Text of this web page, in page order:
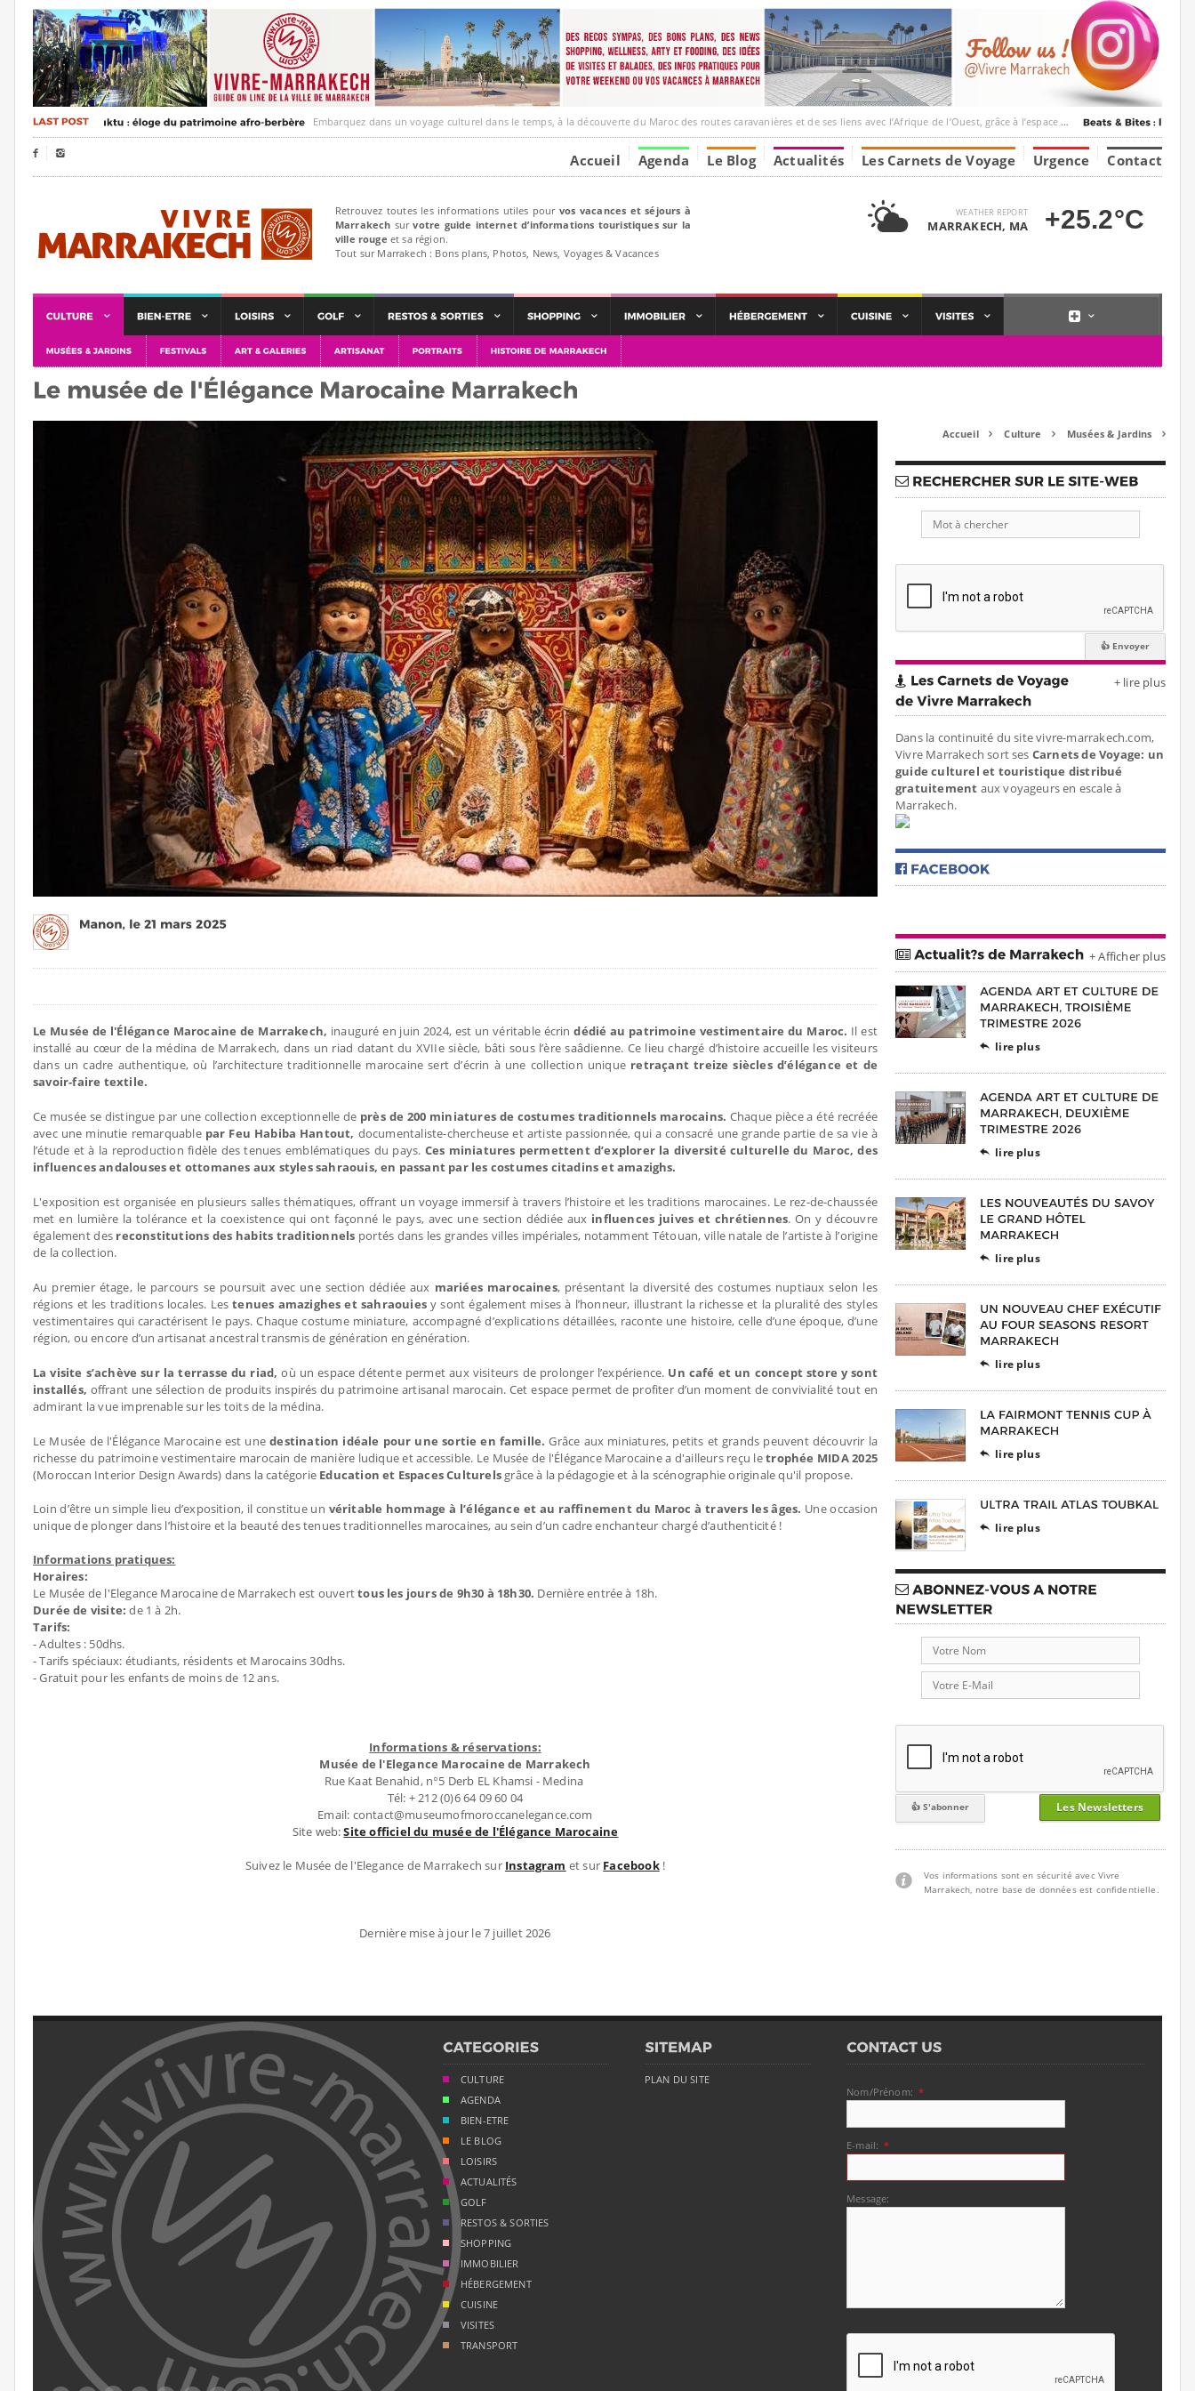
Embarquez dans un voyage culturel dans le temps, à la découverte du Maroc des routes caravanières et de ses liens avec l’Afrique de l’Ouest, grâce à l’espace Marrakesh-Tumbuktu.
  Accueil Agenda Le Blog Actualités Les Carnets de Voyage Urgence Contact
Retrouvez toutes les informations utiles pour vos vacances et séjours à
Marrakech survotre guide internet d’informations touristiques sur la
ville rouge et sa région.
Tout sur Marrakech : Bons plans, Photos, News, Voyages & Vacances
WEATHER REPORT
MARRAKECH, MA +25.2°C
Le Musée de l'Élégance Marocaine de Marrakech, inauguré en juin 2024, est un véritable écrindédié au patrimoine vestimentaire du Maroc. Il est
installé au cœur de la médina de Marrakech, dans un riad datant du XVIIe siècle, bâti sous l’ère saâdienne. Ce lieu chargé d’histoire accueille les visiteurs
dans un cadre authentique, où l’architecture traditionnelle marocaine sert d’écrin à une collection unique retraçant treize siècles d’élégance et de
savoir-faire textile.
Ce musée se distingue par une collection exceptionnelle de près de 200 miniatures de costumes traditionnels marocains. Chaque pièce a été recréée
avec une minutie remarquable par Feu Habiba Hantout, documentaliste-chercheuse et artiste passionnée, qui a consacré une grande partie de sa vie à
l’étude et à la reproduction fidèle des tenues emblématiques du pays. Ces miniatures permettent d’explorer la diversité culturelle du Maroc, des
influences andalouses et ottomanes aux styles sahraouis, en passant par les costumes citadins et amazighs.
L'exposition est organisée en plusieurs salles thématiques, offrant un voyage immersif à travers l’histoire et les traditions marocaines. Le rez-de-chaussée
met en lumière la tolérance et la coexistence qui ont façonné le pays, avec une section dédiée aux influences juives et chrétiennes. On y découvre
également des reconstitutions des habits traditionnels portés dans les grandes villes impériales, notamment Tétouan, ville natale de l’artiste à l’origine
de la collection.
Au premier étage, le parcours se poursuit avec une section dédiée aux mariées marocaines, présentant la diversité des costumes nuptiaux selon les
régions et les traditions locales. Lestenues amazighes et sahraouiesy sont également mises à l’honneur, illustrant la richesse et la pluralité des styles
vestimentaires qui caractérisent le pays. Chaque costume miniature, accompagné d’explications détaillées, raconte une histoire, celle d’une époque, d’une
région, ou encore d’un artisanat ancestral transmis de génération en génération.
La visite s’achève sur la terrasse du riad, où un espace détente permet aux visiteurs de prolonger l’expérience. Un café et un concept store y sont
installés, offrant une sélection de produits inspirés du patrimoine artisanal marocain. Cet espace permet de profiter d’un moment de convivialité tout en
admirant la vue imprenable sur les toits de la médina.
Le Musée de l'Élégance Marocaine est unedestination idéale pour une sortie en famille. Grâce aux miniatures, petits et grands peuvent découvrir la
richesse du patrimoine vestimentaire marocain de manière ludique et accessible. Le Musée de l'Élégance Marocaine a d'ailleurs reçu letrophée MIDA 2025
(Moroccan Interior Design Awards) dans la catégorie Education et Espaces Culturels grâce à la pédagogie et à la scénographie originale qu'il propose.
Loin d’être un simple lieu d’exposition, il constitue un véritable hommage à l’élégance et au raffinement du Maroc à travers les âges. Une occasion
unique de plonger dans l’histoire et la beauté des tenues traditionnelles marocaines, au sein d’un cadre enchanteur chargé d’authenticité !
Informations pratiques:
Horaires:
Le Musée de l'Elegance Marocaine de Marrakech est ouverttous les jours de 9h30 à 18h30. Dernière entrée à 18h.
Durée de visite: de 1 à 2h.
Tarifs:
- Adultes : 50dhs.
- Tarifs spéciaux: étudiants, résidents et Marocains 30dhs.
- Gratuit pour les enfants de moins de 12 ans.
Informations & réservations:
Musée de l'Elegance Marocaine de Marrakech
Rue Kaat Benahid, n°5 Derb EL Khamsi - Medina
Tél: + 212 (0)6 64 09 60 04
Email: contact@museumofmoroccanelegance.com
Site web:Site officiel du musée de l'Élégance Marocaine
Suivez le Musée de l'Elegance de Marrakech sur Instagram et sur Facebook!
Dernière mise à jour le 7 juillet 2026
Accueil  Culture  Musées & Jardins 
+ lire plus
Dans la continuité du site vivre-marrakech.com,
Vivre Marrakech sort ses Carnets de Voyage: un
guide culturel et touristique distribué
gratuitement aux voyageurs en escale à
Marrakech.
+ Afficher plus
 lire plus
 lire plus
 lire plus
 lire plus
 lire plus
 lire plus
Les Newsletters
Vos informations sont en sécurité avec Vivre
Marrakech, notre base de données est confidentielle.
CULTURE
AGENDA
BIEN-ETRE
LE BLOG
LOISIRS
ACTUALITÉS
GOLF
RESTOS & SORTIES
SHOPPING
IMMOBILIER
HÉBERGEMENT
CUISINE
VISITES
TRANSPORT
PLAN DU SITE
Nom/Prénom: *
E-mail: *
Message: